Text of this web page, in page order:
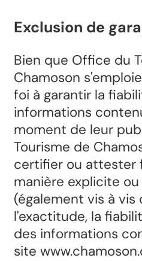
Exclusion de
Bien que Office du
Chamoson
foi à garantir la
informations
moment de leur
Tourisme de
certifier ou attester
manière explicite
(également vis à vis
l'exactitude, la
des informations
site